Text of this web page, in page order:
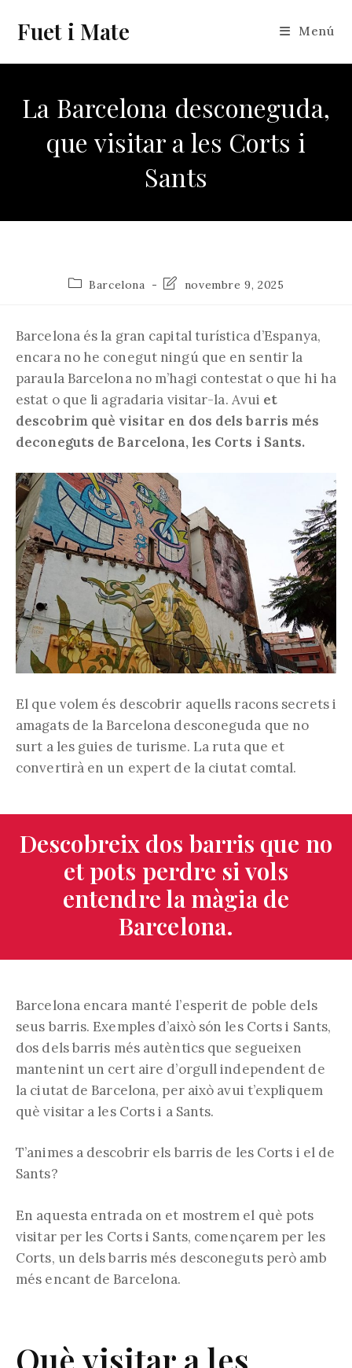
contingut
Fuet i Mate Menú
La Barcelona desconeguda,
que visitar a les Corts i
Sants
Categoria
Barcelona
Última
l'entrada:
novembre 9, 2025
Barcelona és la gran capital turística d’Espanya,
encara no he conegut ningú que en sentir la
paraula Barcelona no m’hagi contestat o que hi ha
estat o que li agradaria visitar-la. Avui et
descobrim què visitar en dos dels barris més
deconeguts de Barcelona, les Corts i Sants.
El que volem és descobrir aquells racons secrets i
amagats de la Barcelona desconeguda que no
surt a les guies de turisme. La ruta que et
convertirà en un expert de la ciutat comtal.
Descobreix dos barris que no
et pots perdre si vols
entendre la màgia de
Barcelona.
Barcelona encara manté l’esperit de poble dels
seus barris. Exemples d’això són les Corts i Sants,
dos dels barris més autèntics que segueixen
mantenint un cert aire d’orgull independent de
la ciutat de Barcelona, per això avui t’expliquem
què visitar a les Corts i a Sants.
T’animes a descobrir els barris de les Corts i el de
Sants?
En aquesta entrada on et mostrem el què pots
visitar per les Corts i Sants, començarem per les
Corts, un dels barris més desconeguts però amb
més encant de Barcelona.
Què visitar a les